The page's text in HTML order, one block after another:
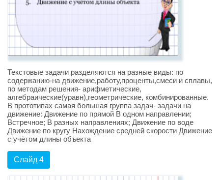
Текстовые задачи разделяются на разные виды: по
содержанию-на движение,работу,проценты,смеси и сплавы,
по методам решения- арифметические,
алгебраические(уравн),геометрические, комбинированные.
В прототипах самая большая группа задач- задачи на
движение: Движение по прямой В одном направлении;
Встречное; В разных направлениях; Движение по воде
Движение по кругу Нахождение средней скорости Движение
с учётом длины объекта
Слайд 4